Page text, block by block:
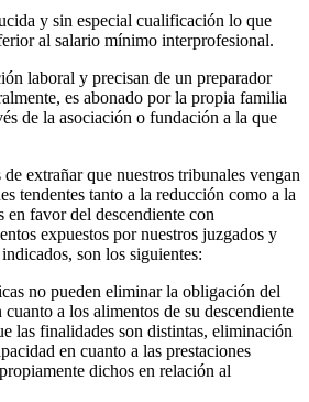
y sin especial cualificación lo que
al salario mínimo interprofesional.
laboral y precisan de un preparador
es abonado por la propia familia
de la asociación o fundación a la que
de extrañar que nuestros tribunales vengan
tendentes tanto a la reducción como a la
en favor del descendiente con
expuestos por nuestros juzgados y
son los siguientes:
no pueden eliminar la obligación del
a los alimentos de su descendiente
las finalidades son distintas, eliminación
en cuanto a las prestaciones
dichos en relación al